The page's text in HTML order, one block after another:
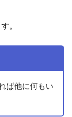
。
ば他に何もい